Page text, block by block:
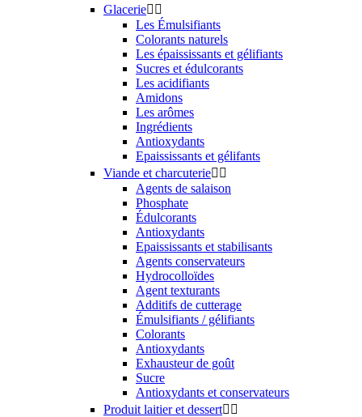
Glacerie 
Les Émulsifiants
Colorants naturels
Les épaississants et gélifiants
Sucres et édulcorants
Les acidifiants
Amidons
Les arômes
Ingrédients
Antioxydants
Epaississants et gélifants
Viande et charcuterie 
Agents de salaison
Phosphate
Édulcorants
Antioxydants
Epaississants et stabilisants
Agents conservateurs
Hydrocolloïdes
Agent texturants
Additifs de cutterage
Émulsifiants / gélifiants
Colorants
Antioxydants
Exhausteur de goût
Sucre
Antioxydants et conservateurs
Produit laitier et dessert 